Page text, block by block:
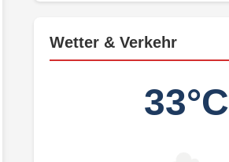
Wetter & Verkehr
33°C